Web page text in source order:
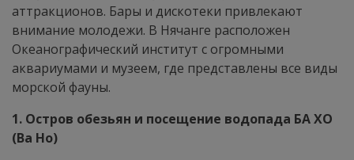
аттракционов. Бары и дискотеки привлекают
внимание молодежи. В Нячанге расположен
Океанографический институт с огромными
аквариумами и музеем, где представлены все виды
морской фауны.
1. Остров обезьян и посещение водопада БА ХО
(Ba Ho)